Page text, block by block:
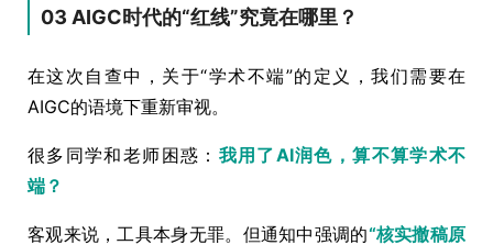
03 AIGC时代的“红线”究竟在哪里？
在这次自查中，关于“学术不端”的定义，我们需要在
AIGC的语境下重新审视。
很多同学和老师困惑： 我用了AI润色，算不算学术不
端？
客观来说，工具本身无罪。但通知中强调的“核实撤稿原